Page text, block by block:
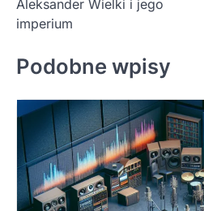
wpisu
Aleksander Wielki i jego
imperium
Podobne wpisy